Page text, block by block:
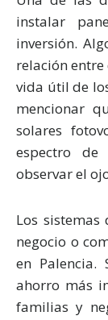
instalar
inversión.
relación
vida útil de
mencionar
solares
espectro
observar el
Los
negocio o
en
ahorro más
familias y